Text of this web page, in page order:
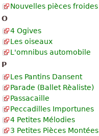
Nouvelles pièces froides
O
4 Ogives
Les oiseaux
L'omnibus automobile
P
Les Pantins Dansent
Parade (Ballet Rèaliste)
Passacaille
Peccadilles Importunes
4 Petites Mélodies
3 Petites Pièces Montées